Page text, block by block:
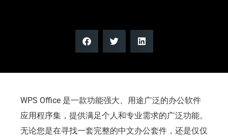
WPS Office 是一款功能强大、用途广泛的办公软件
应用程序集，提供满足个人和专业需求的广泛功能。
无论您是在寻找一套完整的中文办公套件，还是仅仅